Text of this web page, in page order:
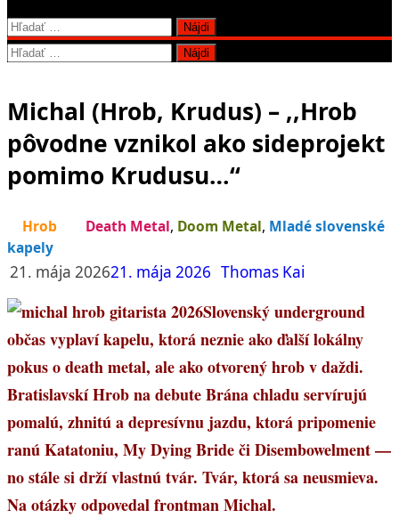
Hľadať:
Hľadať:
Michal (Hrob, Krudus) – ,,Hrob
pôvodne vznikol ako sideprojekt
pomimo Krudusu…“
Hrob Death Metal, Doom Metal, Mladé slovenské
kapely
21. mája 202621. mája 2026 Thomas Kai
Slovenský underground
občas vyplaví kapelu, ktorá neznie ako ďalší lokálny
pokus o death metal, ale ako otvorený hrob v daždi.
Bratislavskí Hrob na debute Brána chladu servírujú
pomalú, zhnitú a depresívnu jazdu, ktorá pripomenie
ranú Katatoniu, My Dying Bride či Disembowelment —
no stále si drží vlastnú tvár. Tvár, ktorá sa neusmieva.
Na otázky odpovedal frontman Michal.